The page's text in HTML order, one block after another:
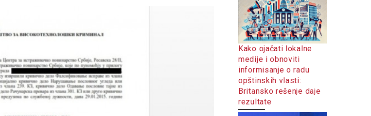
Kako ojačati lokalne
medije i obnoviti
informisanje o radu
opštinskih vlasti:
Britansko rešenje daje
rezultate